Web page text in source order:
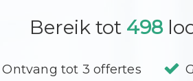
Bereik tot 498
Ontvang tot 3 offertes